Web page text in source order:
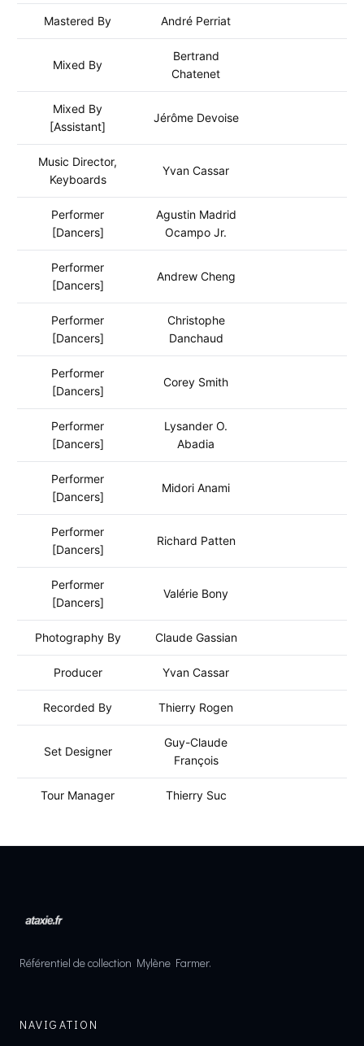
Mastered By André Perriat
Mixed By
Bertrand
Chatenet
Mixed By
[Assistant]
Jérôme Devoise
Music Director,
Keyboards
Yvan Cassar
Performer
[Dancers]
Agustin Madrid
Ocampo Jr.
Performer
[Dancers]
Andrew Cheng
Performer
[Dancers]
Christophe
Danchaud
Performer
[Dancers]
Corey Smith
Performer
[Dancers]
Lysander O.
Abadia
Performer
[Dancers]
Midori Anami
Performer
[Dancers]
Richard Patten
Performer
[Dancers]
Valérie Bony
Photography By Claude Gassian
Producer Yvan Cassar
Recorded By Thierry Rogen
Set Designer
Guy-Claude
François
Tour Manager Thierry Suc
Référentiel de collection Mylène Farmer.
NAVIGATION